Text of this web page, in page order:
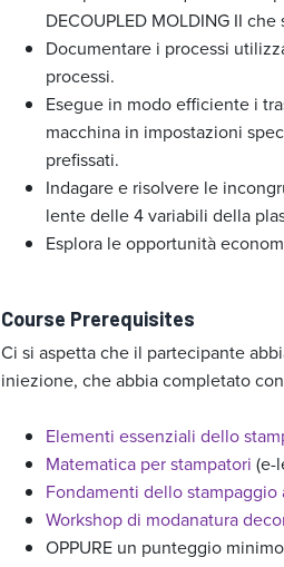
DECOUPLED MOLDING II
Documentare i processi
processi.
Esegue in modo efficiente i
macchina in impostazioni
prefissati.
Indagare e risolvere le
lente delle 4 variabili della
Esplora le opportunità
Course Prerequisites
Ci si aspetta che il partecipante
iniezione, che abbia completato
Elementi essenziali dello
Matematica per stampatori (e-
Fondamenti dello
Workshop di modanatura
OPPURE un punteggio